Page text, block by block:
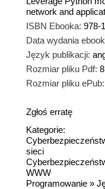
network and
ISBN Ebooka: 978-
Data wydania
Język publikacji:
Rozmiar pliku Pdf:
Rozmiar pliku ePub:
Zgłoś erratę
Kategorie:
sieci
WWW
Programowanie »